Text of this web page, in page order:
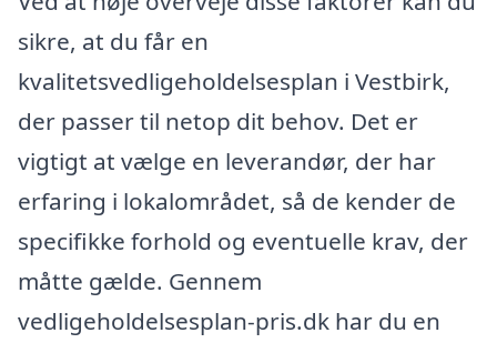
sikre, at du får en
kvalitetsvedligeholdelsesplan i Vestbirk,
der passer til netop dit behov. Det er
vigtigt at vælge en leverandør, der har
erfaring i lokalområdet, så de kender de
specifikke forhold og eventuelle krav, der
måtte gælde. Gennem
vedligeholdelsesplan-pris.dk har du en